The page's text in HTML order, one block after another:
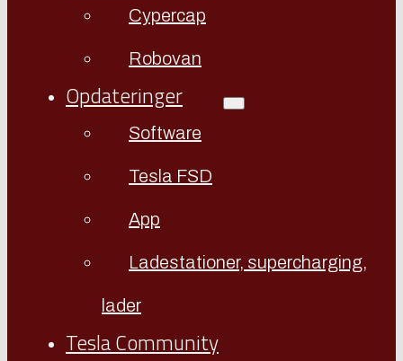
Cypercap
Robovan
Opdateringer
Software
Tesla FSD
App
Ladestationer, supercharging,
lader
Tesla Community